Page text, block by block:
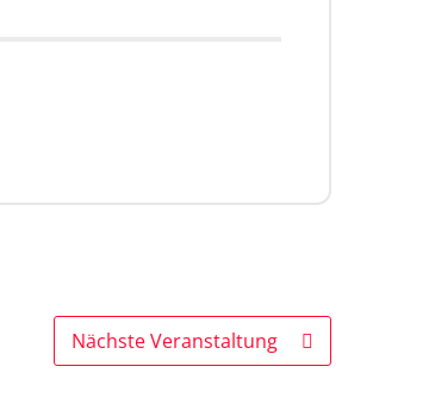
Nächste Veranstaltung